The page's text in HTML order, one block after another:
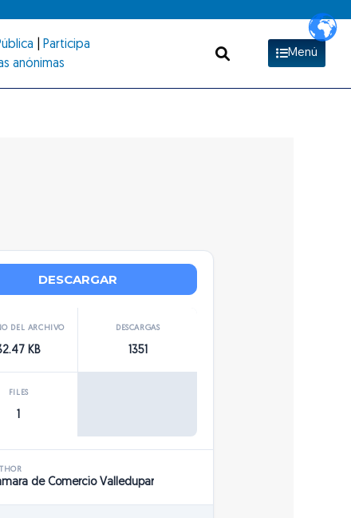
Participa
anónimas
Menú
DESCARGAR
DEL ARCHIVO
KB
DESCARGAS
1351
FILES
1
de Comercio Valledupar